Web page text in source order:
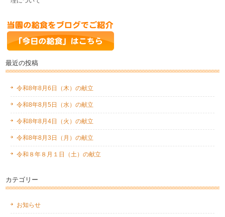
最近の投稿
令和8年8月6日（木）の献立
令和8年8月5日（水）の献立
令和8年8月4日（火）の献立
令和8年8月3日（月）の献立
令和８年８月１日（土）の献立
カテゴリー
お知らせ